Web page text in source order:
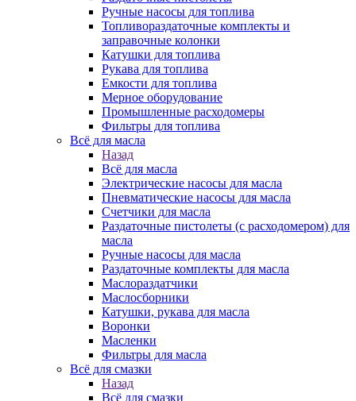
Ручные насосы для топлива
Топливораздаточные комплекты и
заправочные колонки
Катушки для топлива
Рукава для топлива
Емкости для топлива
Мерное оборудование
Промышленные расходомеры
Фильтры для топлива
Всё для масла
Назад
Всё для масла
Электрические насосы для масла
Пневматические насосы для масла
Счетчики для масла
Раздаточные пистолеты (с расходомером) для
масла
Ручные насосы для масла
Раздаточные комплекты для масла
Маслораздатчики
Маслосборники
Катушки, рукава для масла
Воронки
Масленки
Фильтры для масла
Всё для смазки
Назад
Всё для смазки